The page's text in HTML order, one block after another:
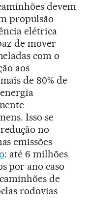
devem
propulsão
elétrica
de mover
com o
aos
de 80% de
Isso se
no
emissões
: até 6 milhões
por ano caso
de
rodovias